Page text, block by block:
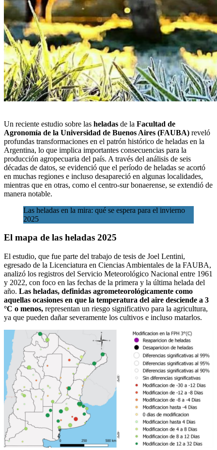
Un reciente estudio sobre las heladas de la Facultad de
Agronomía de la Universidad de Buenos Aires (FAUBA) reveló
profundas transformaciones en el patrón histórico de heladas en la
Argentina, lo que implica importantes consecuencias para la
producción agropecuaria del país. A través del análisis de seis
décadas de datos, se evidenció que el período de heladas se acortó
en muchas regiones e incluso desapareció en algunas localidades,
mientras que en otras, como el centro-sur bonaerense, se extendió de
manera notable.
Las heladas en la mira: qué se espera para el invierno
2025
El mapa de las heladas 2025
El estudio, que fue parte del trabajo de tesis de Joel Lentini,
egresado de la Licenciatura en Ciencias Ambientales de la FAUBA,
analizó los registros del Servicio Meteorológico Nacional entre 1961
y 2022, con foco en las fechas de la primera y la última helada del
año. Las heladas, definidas agrometeorológicamente como
aquellas ocasiones en que la temperatura del aire desciende a 3
°C o menos, representan un riesgo significativo para la agricultura,
ya que pueden dañar severamente los cultivos e incluso matarlos.